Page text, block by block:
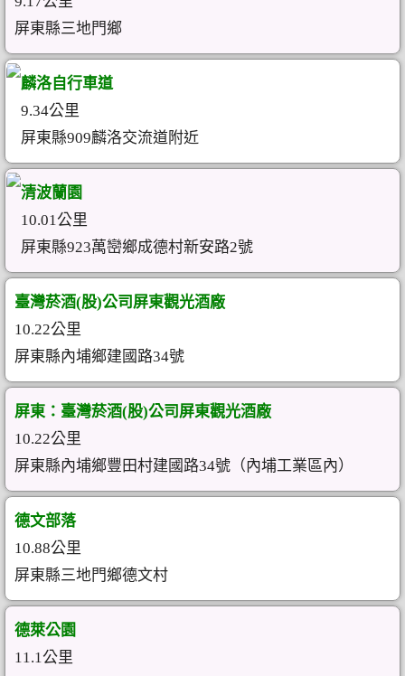
屏東縣三地門鄉
麟洛自行車道
9.34公里
屏東縣909麟洛交流道附近
清波蘭園
10.01公里
屏東縣923萬巒鄉成德村新安路2號
臺灣菸酒(股)公司屏東觀光酒廠
10.22公里
屏東縣內埔鄉建國路34號
屏東：臺灣菸酒(股)公司屏東觀光酒廠
10.22公里
屏東縣內埔鄉豐田村建國路34號（內埔工業區內）
德文部落
10.88公里
屏東縣三地門鄉德文村
德萊公園
11.1公里